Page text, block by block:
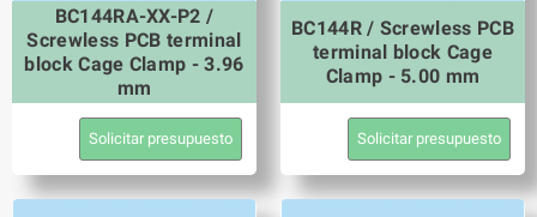
BC144RA-XX-P2 /
Screwless PCB terminal
block Cage Clamp - 3.96
mm
Solicitar presupuesto
BC144R / Screwless PCB
terminal block Cage
Clamp - 5.00 mm
Solicitar presupuesto